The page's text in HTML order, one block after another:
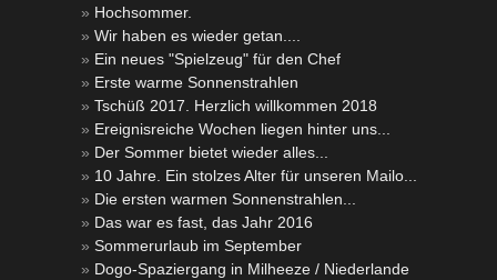
Hochsommer.
Wir haben es wieder getan....
Ein neues "Spielzeug" für den Chef
Erste warme Sonnenstrahlen
Tschüß 2017. Herzlich willkommen 2018
Ereignisreiche Wochen liegen hinter uns...
Der Sommer bietet wieder alles...
10 Jahre. Ein stolzes Alter für unseren Mailo...
Die ersten warmen Sonnenstrahlen...
Das war es fast, das Jahr 2016
Sommerurlaub im September
Dogo-Spaziergang in Milheeze / Niederlande